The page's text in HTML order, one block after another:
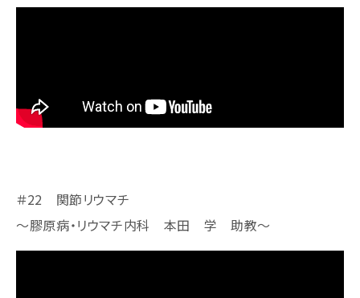
＃22 関節リウマチ
～膠原病・リウマチ内科 本田 学 助教～